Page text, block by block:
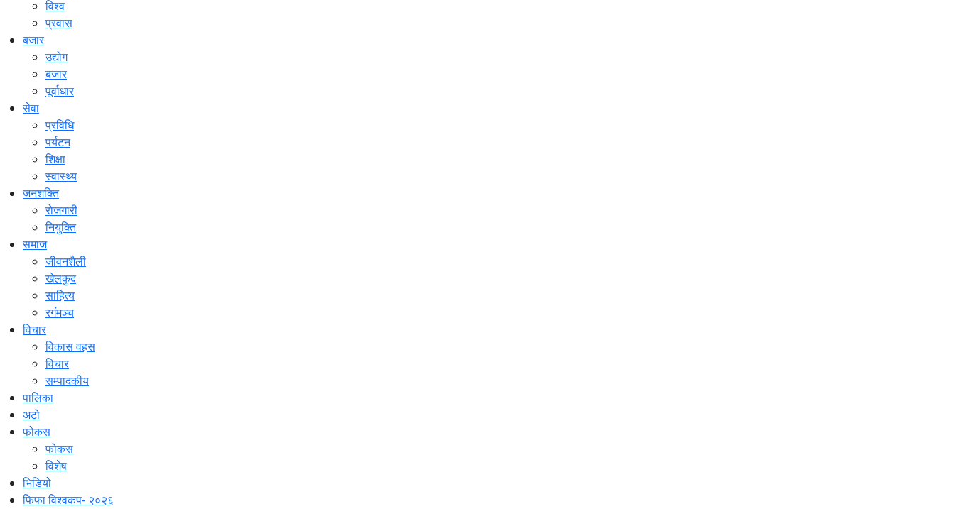
विश्व
प्रवास
बजार
उद्योग
बजार
पूर्वाधार
सेवा
प्रविधि
पर्यटन
शिक्षा
स्वास्थ्य
जनशक्ति
रोजगारी
नियुक्ति
समाज
जीवनशैली
खेलकुद
साहित्य
रगंमञ्च
विचार
विकास वहस
विचार
सम्पादकीय
पालिका
अटो
फोकस
फोकस
विशेष
भिडियो
फिफा विश्वकप- २०२६